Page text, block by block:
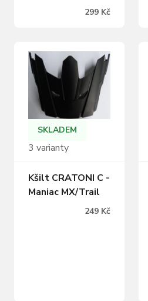
299 Kč
SKLADEM
3 varianty
Kšilt CRATONI C -
Maniac MX/Trail
249 Kč